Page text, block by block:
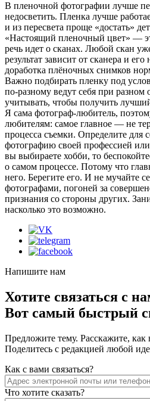
В пленочной фотографии лучше
недосветить. Пленка лучше
и из пересвета проще «достать»
«Настоящий пленочный цвет» —
речь идет о сканах. Любой скан
результат зависит от сканера и
доработка плёночных снимков
Важно подбирать пленку под
по-разному ведут себя при разном
учитывать, чтобы получить лучший
Я сама фотограф-любитель,
любителям: самое главное — не
процесса съемки. Определите для
фотографию своей профессией
вы выбираете хобби, то
о самом процессе. Потому что
него. Берегите его. И не мучайте
фотографами, погоней за
признания со стороны других.
насколько это возможно.
Напишите нам
Хотите связаться с
Вот самый быстрый
Предложите тему. Расскажите, как
Поделитесь с редакцией любой
Как с вами связаться?
Что хотите сказать?